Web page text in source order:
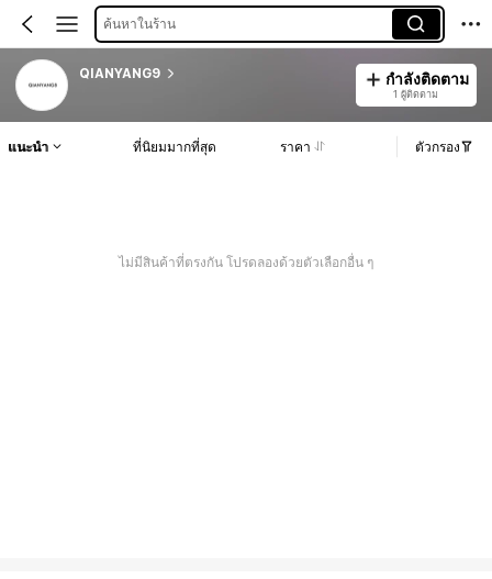
ค้นหาในร้าน
QIANYANG9 กำลังติดตาม
1 ผู้ติดตาม
แนะนำ ที่นิยมมากที่สุด ราคา ตัวกรอง
ไม่มีสินค้าที่ตรงกัน โปรดลองด้วยตัวเลือกอื่น ๆ